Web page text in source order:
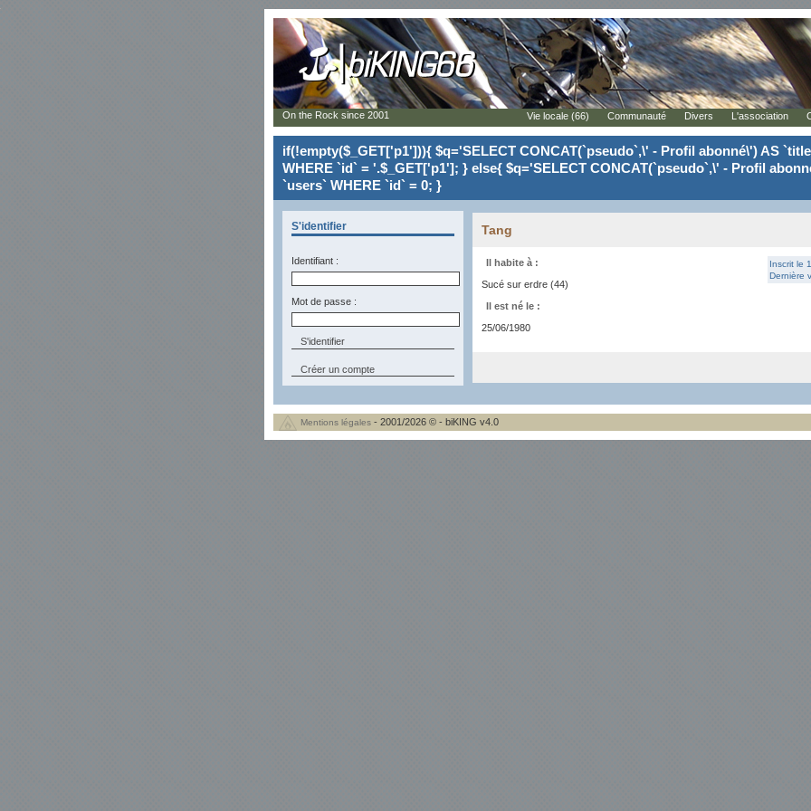
if(!empty($_GET['p1'])){ $q='SELECT CONCAT(`pseudo`,\' - Profil abonné\') AS
WHERE `id` = '.$_GET['p1']; } else{ $q='SELECT CONCAT(`pseudo`,\' - Profil
`users` WHERE `id` = 0; }
S'identifier
Identifiant :
Mot de passe :
Créer un compte
Tang
Inscrit le
Dernière
Il habite à :
Sucé sur erdre (44)
Il est né le :
25/06/1980
On the Rock since 2001 Vie locale (66) Communauté Divers L'association
Mentions légales - 2001/2026 © - biKING v4.0